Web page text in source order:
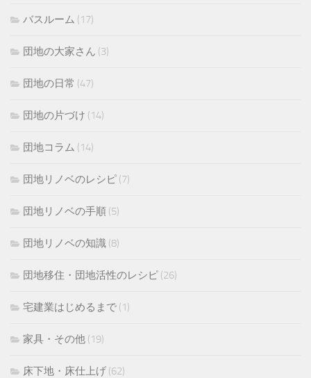
バスルーム (17)
団地の大家さん (3)
団地の日常 (47)
団地の片づけ (14)
団地コラム (14)
団地リノベのレシピ (7)
団地リノベの手順 (5)
団地リノベの知識 (8)
団地移住・団地活性のレシピ (26)
宅建業はじめるまで (1)
家具・その他 (19)
床下地・床仕上げ (62)